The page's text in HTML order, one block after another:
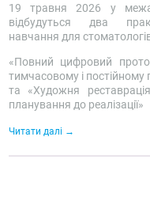
19 травня 2026 у
відбудуться два
навчання для
«Повний цифровий
тимчасовому і постійному
та «Художня
планування до реалізації»
Читати далі